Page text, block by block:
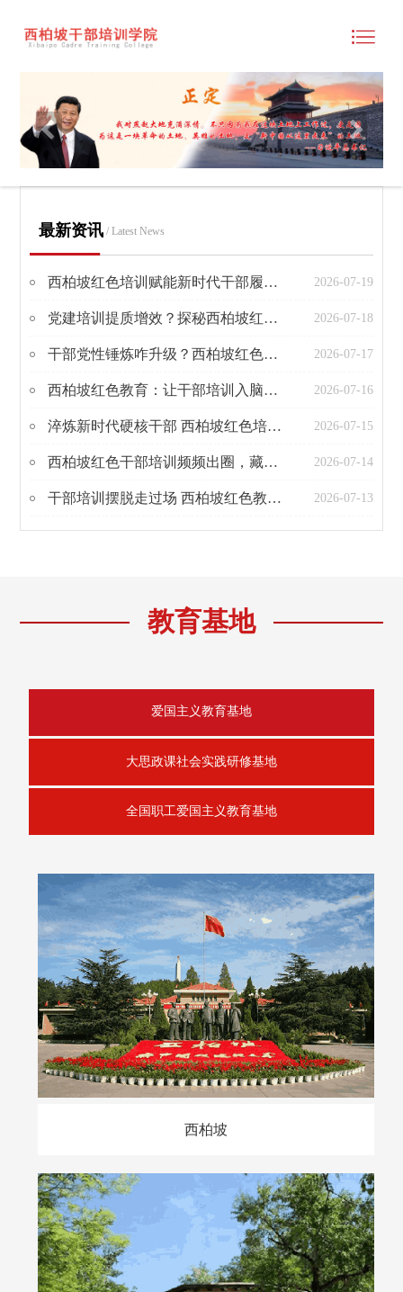
最新资讯 / Latest News
西柏坡红色培训赋能新时代干部履职 三大实效值得借鉴 2026-07-19
党建培训提质增效？探秘西柏坡红色教育3大密码 2026-07-18
干部党性锤炼咋升级？西柏坡红色培训解锁履职新动能 2026-07-17
西柏坡红色教育：让干部培训入脑入心的3个实效密码 2026-07-16
淬炼新时代硬核干部 西柏坡红色培训为何成党建首选？ 2026-07-15
西柏坡红色干部培训频频出圈，藏着3个核心逻辑 2026-07-14
干部培训摆脱走过场 西柏坡红色教育3个实效密码 2026-07-13
教育基地
爱国主义教育基地
大思政课社会实践研修基地
全国职工爱国主义教育基地
西柏坡